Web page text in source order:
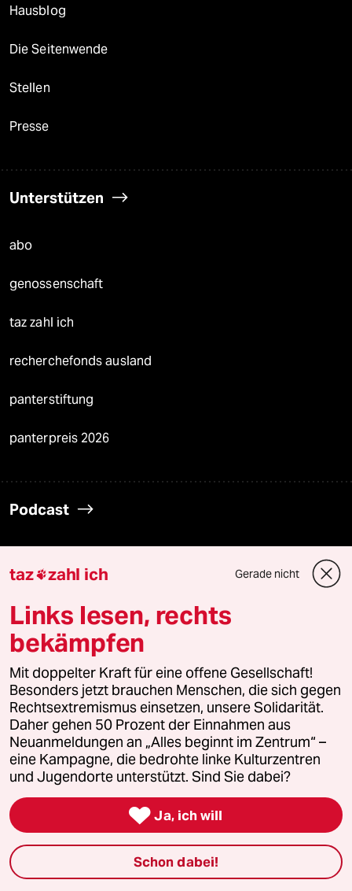
Hausblog
Die Seitenwende
Stellen
Presse
Unterstützen
abo
genossenschaft
taz zahl ich
recherchefonds ausland
panterstiftung
panterpreis 2026
Podcast
klima update°
Mauerecho
Freie Rede
reingehen
Newsletter
team zukunft
taz zahl ich Gerade nicht
Links lesen, rechts
bekämpfen
Mit doppelter Kraft für eine offene Gesellschaft!
Besonders jetzt brauchen Menschen, die sich gegen
Rechtsextremismus einsetzen, unsere Solidarität.
Daher gehen 50 Prozent der Einnahmen aus
Neuanmeldungen an „Alles beginnt im Zentrum“ –
eine Kampagne, die bedrohte linke Kulturzentren
und Jugendorte unterstützt. Sind Sie dabei?
 Ja, ich will
Schon dabei!